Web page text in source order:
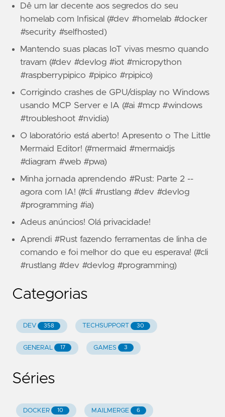
Dê um lar decente aos segredos do seu
homelab com Infisical (#dev #homelab #docker
#security #selfhosted)
Mantendo suas placas IoT vivas mesmo quando
travam (#dev #devlog #iot #micropython
#raspberrypipico #pipico #rpipico)
Corrigindo crashes de GPU/display no Windows
usando MCP Server e IA (#ai #mcp #windows
#troubleshoot #nvidia)
O laboratório está aberto! Apresento o The Little
Mermaid Editor! (#mermaid #mermaidjs
#diagram #web #pwa)
Minha jornada aprendendo #Rust: Parte 2 --
agora com IA! (#cli #rustlang #dev #devlog
#programming #ia)
Adeus anúncios! Olá privacidade!
Aprendi #Rust fazendo ferramentas de linha de
comando e foi melhor do que eu esperava! (#cli
#rustlang #dev #devlog #programming)
Categorias
DEV 358 TECHSUPPORT 30
GENERAL 17 GAMES 3
Séries
DOCKER 10 MAILMERGE 6